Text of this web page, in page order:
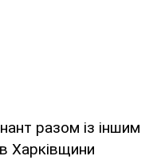
разом із іншим
Харківщини